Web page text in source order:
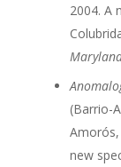
2004. A
(Barrio-
Amorós,
new